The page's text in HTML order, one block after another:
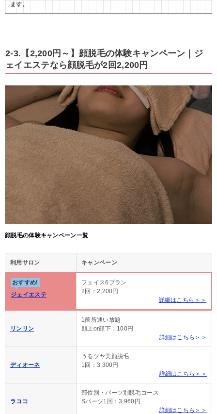
ます。
2-3.【2,200円～】顔脱毛の体験キャンペーン｜ジ
ェイエステなら顔脱毛が2回2,200円
顔脱毛の体験キャンペーン一覧
利用サロン キャンペーン
おすすめ!
ジェイエステ
フェイス6プラン
2回：2,200円
詳細はこちら＞＞
リンリン
1箇所通い放題
顔上or顔下：100円
詳細はこちら＞＞
ディオーネ
うるツヤ美顔脱毛
1回：3,300円
詳細はこちら＞＞
ラココ
部位別・パーツ別脱毛コース
Sパーツ1回：3,960円
詳細はこちら＞＞